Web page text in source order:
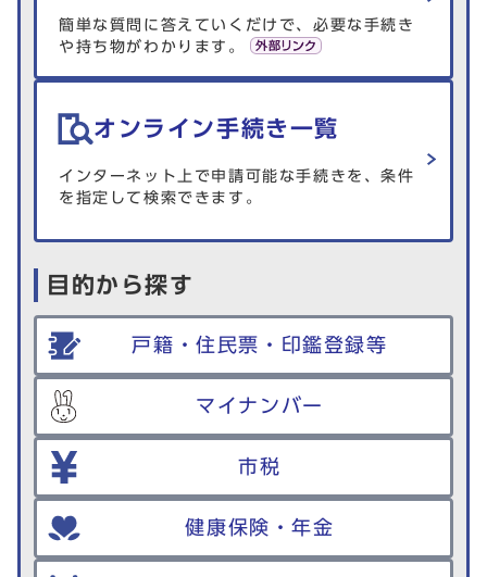
簡単な質問に答えていくだけで、必要な手続き
や持ち物がわかります。
オンライン手続き一覧
インターネット上で申請可能な手続きを、条件
を指定して検索できます。
目的から探す
戸籍・住民票・印鑑登録等
マイナンバー
市税
健康保険・年金